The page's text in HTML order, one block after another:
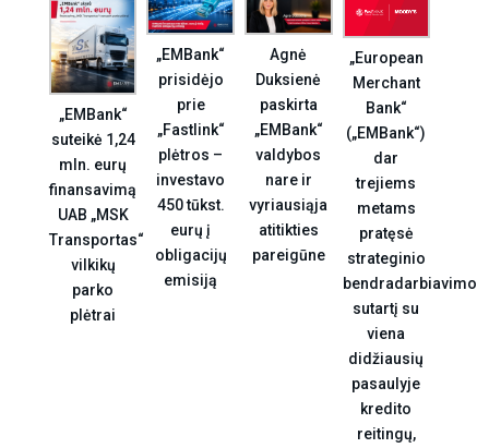
„EMBank“
suteikė 1,24
mln. eurų
finansavimą
UAB „MSK
Transportas“
vilkikų
parko
plėtrai
„EMBank“
prisidėjo
prie
„Fastlink“
plėtros –
investavo
450 tūkst.
eurų į
obligacijų
emisiją
Agnė
Duksienė
paskirta
„EMBank“
valdybos
nare ir
vyriausiąja
atitikties
pareigūne
„European
Merchant
Bank“
(„EMBank“)
dar
trejiems
metams
pratęsė
strateginio
bendradarbiavimo
sutartį su
viena
didžiausių
pasaulyje
kredito
reitingų,